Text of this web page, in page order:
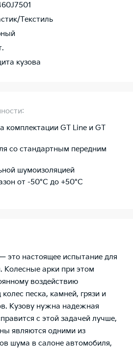
Текстиль
кузова
комплектации GT Line и GT
со стандартным передним
шумоизоляцией
от -50°C до +50°C
это настоящее испытание для
Колесные арки при этом
воздействию
песка, камней, грязи и
Кузову нужна надежная
с этой задачей лучше,
являются одними из
шума в салоне автомобиля,